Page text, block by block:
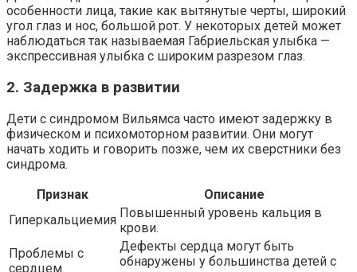
особенности лица, такие как вытянутые черты, широкий
угол глаз и нос, большой рот. У некоторых детей может
наблюдаться так называемая Габриельская улыбка —
экспрессивная улыбка с широким разрезом глаз.
2. Задержка в развитии
Дети с синдромом Вильямса часто имеют задержку в
физическом и психомоторном развитии. Они могут
начать ходить и говорить позже, чем их сверстники без
синдрома.
Признак
Описание
Гиперкальциемия Повышенный уровень кальция в
крови.
Проблемы с
сердцем
Дефекты сердца могут быть
обнаружены у большинства детей с